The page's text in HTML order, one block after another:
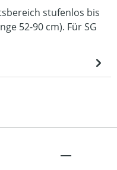
stufenlos bis
52-90 cm). Für SG